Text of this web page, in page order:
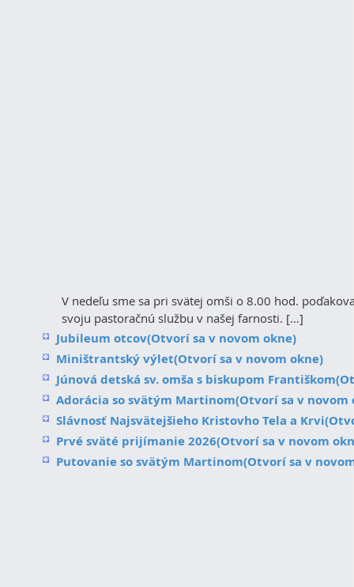
V nedeľu sme sa pri svätej omši o 8.00 hod.
svoju pastoračnú službu v našej farnosti. […]
Jubileum otcov(Otvorí sa v novom okne)
Miništrantský výlet(Otvorí sa v novom okne)
Júnová detská sv. omša s biskupom Františkom
Adorácia so svätým Martinom(Otvorí sa v novom
Slávnosť Najsvätejšieho Kristovho Tela a Krvi
Prvé sväté prijímanie 2026(Otvorí sa v novom
Putovanie so svätým Martinom(Otvorí sa v